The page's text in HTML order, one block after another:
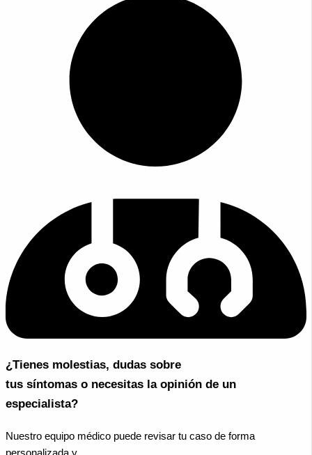
¿Tienes molestias, dudas sobre
tus síntomas o necesitas la opinión de un
especialista?
Nuestro equipo médico puede revisar tu caso de forma
personalizada y